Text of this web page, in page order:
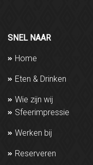
SNEL NAAR
Home
Eten & Drinken
Wie zijn wij
Sfeerimpressie
Werken bij
Reserveren